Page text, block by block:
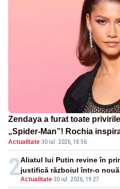
Zendaya a furat toate
„Spider-Man”! Rochia
făcut senzație
Actualitate·30 iul. 2026, 18:56
2Actualitate-30 iul. 2026, 19:27
Aliatul lui Putin revine în
justifică războiul într-o